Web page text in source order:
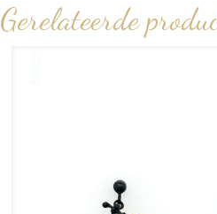
Gerelateerde